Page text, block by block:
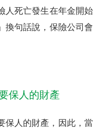
死亡發生在年金開
句話說，保險公司
保人的財產
人的財產，因此，